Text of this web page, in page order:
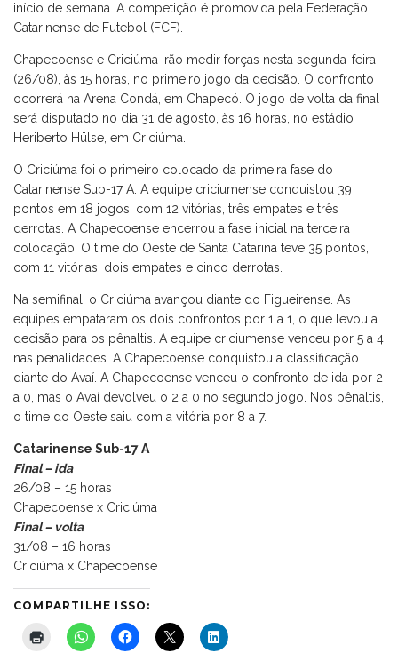
início de semana. A competição é promovida pela Federação
Catarinense de Futebol (FCF).
Chapecoense e Criciúma irão medir forças nesta segunda-feira
(26/08), às 15 horas, no primeiro jogo da decisão. O confronto
ocorrerá na Arena Condá, em Chapecó. O jogo de volta da final
será disputado no dia 31 de agosto, às 16 horas, no estádio
Heriberto Hülse, em Criciúma.
O Criciúma foi o primeiro colocado da primeira fase do
Catarinense Sub-17 A. A equipe criciumense conquistou 39
pontos em 18 jogos, com 12 vitórias, três empates e três
derrotas. A Chapecoense encerrou a fase inicial na terceira
colocação. O time do Oeste de Santa Catarina teve 35 pontos,
com 11 vitórias, dois empates e cinco derrotas.
Na semifinal, o Criciúma avançou diante do Figueirense. As
equipes empataram os dois confrontos por 1 a 1, o que levou a
decisão para os pênaltis. A equipe criciumense venceu por 5 a 4
nas penalidades. A Chapecoense conquistou a classificação
diante do Avaí. A Chapecoense venceu o confronto de ida por 2
a 0, mas o Avaí devolveu o 2 a 0 no segundo jogo. Nos pênaltis,
o time do Oeste saiu com a vitória por 8 a 7.
Catarinense Sub-17 A
Final – ida
26/08 – 15 horas
Chapecoense x Criciúma
Final – volta
31/08 – 16 horas
Criciúma x Chapecoense
COMPARTILHE ISSO: